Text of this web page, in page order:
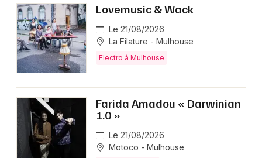
Lovemusic & Wack
Le 21/08/2026
La Filature - Mulhouse
Electro à Mulhouse
Farida Amadou « Darwinian
1.0 »
Le 21/08/2026
Motoco - Mulhouse